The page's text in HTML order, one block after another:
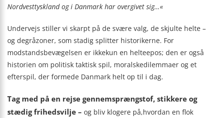
Nordvesttyskland og i Danmark har overgivet sig…«
Undervejs stiller vi skarpt på de svære valg, de skjulte helte –
og degråzoner, som stadig splitter historikerne. For
modstandsbevægelsen er ikkekun en helteepos; den er også
historien om politisk taktisk spil, moralskedilemmaer og et
efterspil, der formede Danmark helt op til i dag.
Tag med på en rejse gennemsprængstof, stikkere og
stædig frihedsvilje – og bliv klogere på,hvordan en flok